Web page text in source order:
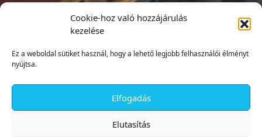
Cookie-hoz való hozzájárulás
kezelése
Ez a weboldal sütiket használ, hogy a lehető legjobb felhasználói élményt
nyújtsa.
Elfogadás
Elutasítás
✕